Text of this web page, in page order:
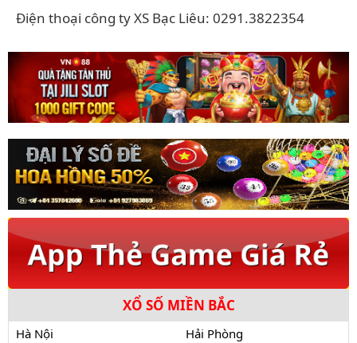
Điện thoại công ty XS Bạc Liêu: 0291.3822354
XỔ SỐ MIỀN BẮC
Hà Nội
Hải Phòng